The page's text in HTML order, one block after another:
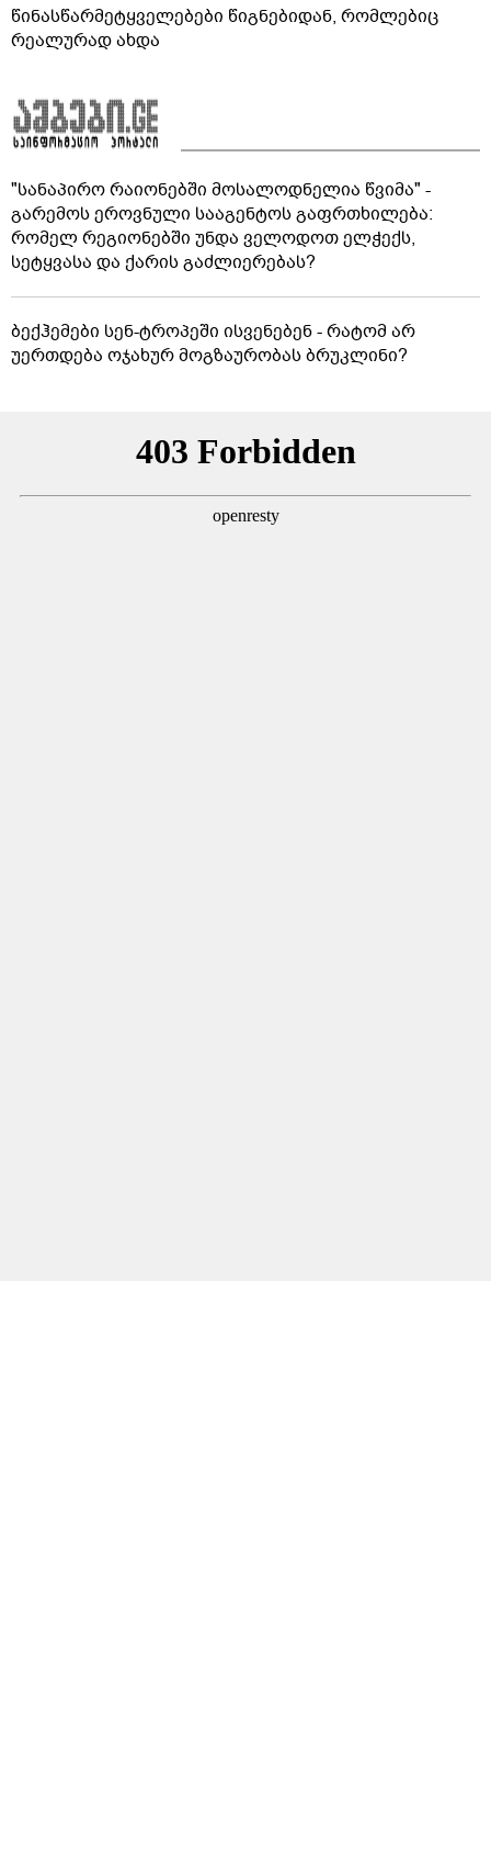
წინასწარმეტყველებები წიგნებიდან, რომლებიც
რეალურად ახდა
"სანაპირო რაიონებში მოსალოდნელია წვიმა" -
გარემოს ეროვნული სააგენტოს გაფრთხილება:
რომელ რეგიონებში უნდა ველოდოთ ელჭექს,
სეტყვასა და ქარის გაძლიერებას?
ბექჰემები სენ-ტროპეში ისვენებენ - რატომ არ
უერთდება ოჯახურ მოგზაურობას ბრუკლინი?